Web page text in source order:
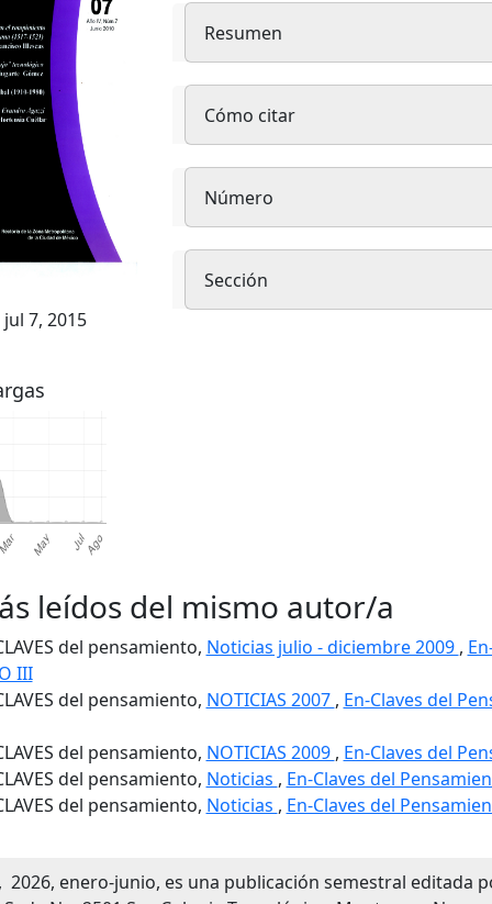
jul 7, 2015
del
artículo
Resumen
Detalles
del
artículo
Cómo citar
Número
Sección
leídos del mismo autor/a
del pensamiento, Noticias julio - diciembre 2009 ,
III
del pensamiento, NOTICIAS 2007 , En-Claves del
del pensamiento, NOTICIAS 2009 , En-Claves del
del pensamiento, Noticias , En-Claves del
del pensamiento, Noticias , En-Claves del
2026, enero-junio, es una publicación semestral editada